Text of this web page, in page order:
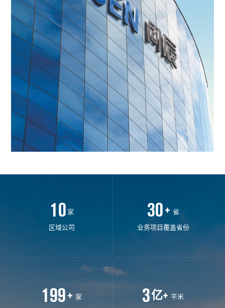
10 家
区域公司
30+ 省
业务项目覆盖省份
200+ 家 3亿+ 平米